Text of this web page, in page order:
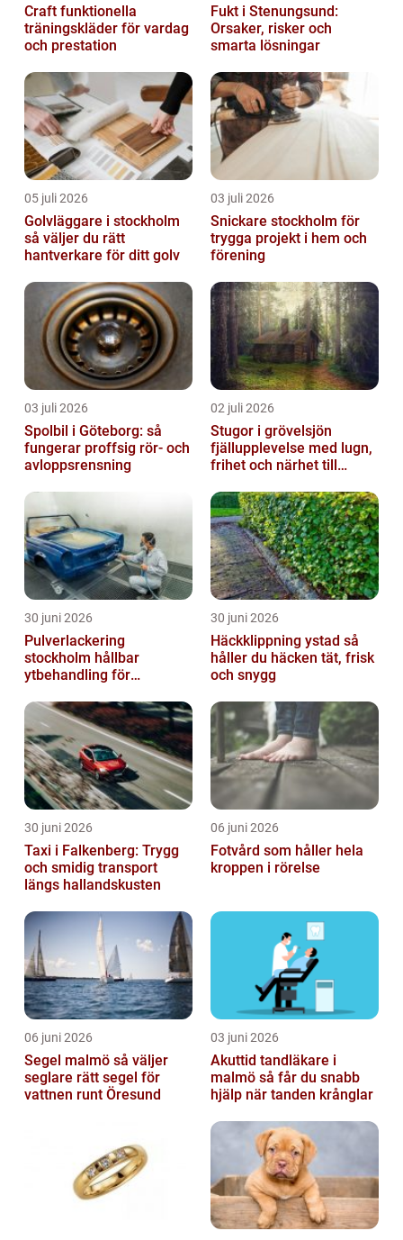
Craft funktionella
träningskläder för vardag
och prestation
Fukt i Stenungsund:
Orsaker, risker och
smarta lösningar
05 juli 2026
Golvläggare i stockholm
så väljer du rätt
hantverkare för ditt golv
03 juli 2026
Snickare stockholm för
trygga projekt i hem och
förening
03 juli 2026
Spolbil i Göteborg: så
fungerar proffsig rör- och
avloppsrensning
02 juli 2026
Stugor i grövelsjön
fjällupplevelse med lugn,
frihet och närhet till
30 juni 2026
Pulverlackering
stockholm hållbar
ytbehandling för
30 juni 2026
Häckklippning ystad så
håller du häcken tät, frisk
och snygg
30 juni 2026
Taxi i Falkenberg: Trygg
och smidig transport
längs hallandskusten
06 juni 2026
Fotvård som håller hela
kroppen i rörelse
06 juni 2026
Segel malmö så väljer
seglare rätt segel för
vattnen runt Öresund
03 juni 2026
Akuttid tandläkare i
malmö så får du snabb
hjälp när tanden krånglar